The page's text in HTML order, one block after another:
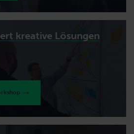
kreative Lösungen